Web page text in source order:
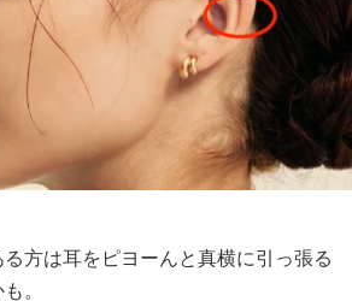
方は耳をピヨーんと真横に引っ張る
。